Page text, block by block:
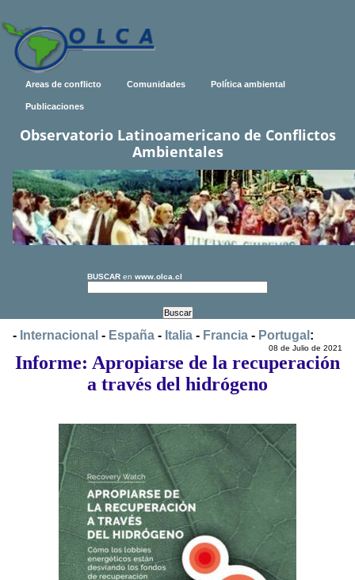
Areas de conflicto Comunidades Política ambiental
Publicaciones
Observatorio Latinoamericano de Conflictos
Ambientales
BUSCAR en www.olca.cl
- Internacional - España - Italia - Francia - Portugal :
08 de Julio de 2021
Informe: Apropiarse de la recuperación
a través del hidrógeno